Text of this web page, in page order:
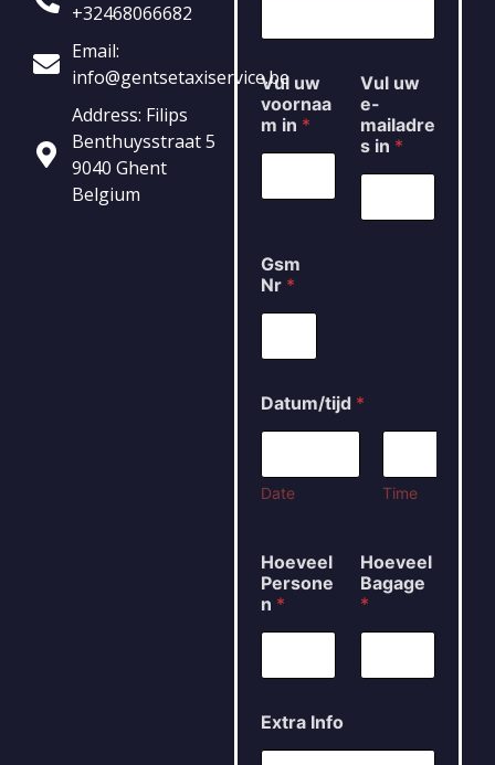
Vul uw
voornaa
m in *
Vul uw
e-
mailadre
s in *
Gsm
Nr *
Datum/tijd *
Date Time
Hoeveel
Persone
n *
Hoeveel
Bagage
*
Extra Info
+32468066682
Email:
info@gentsetaxiservice.be
Address: Filips
Benthuysstraat 5
9040 Ghent
Belgium